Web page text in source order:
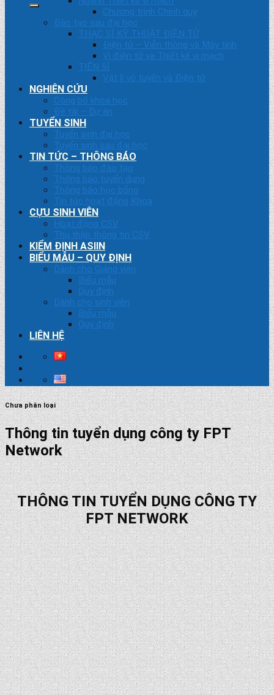
Chương trình Chính quy
Đào tạo sau đại học
THẠC SĨ KỸ THUẬT ĐIỆN TỬ
Điện tử – Viễn thông và Máy tính
Vi điện tử và Thiết kế vi mạch
TIẾN SĨ
Vật lí vô tuyến và Điện tử
NGHIÊN CỨU
Công bố khoa học
Đề tài – Dự án
TUYỂN SINH
Tuyển sinh đại học
Tuyển sinh sau đại học
TIN TỨC – THÔNG BÁO
Thông báo đào tạo
Thông báo tuyển dụng
Thông báo học bổng
Tin tức hoạt động Khoa
CỰU SINH VIÊN
Hoạt động CSV
Thu thập thông tin CSV
KIỂM ĐỊNH ASIIN
BIỂU MẪU – QUY ĐỊNH
Dành cho Giảng viên
Biểu mẫu
Quy định
Dành cho sinh viên
Biểu mẫu
Quy định
LIÊN HỆ
Chưa phân loại
Thông tin tuyển dụng công ty FPT
Network
THÔNG TIN TUYỂN DỤNG CÔNG TY
FPT NETWORK